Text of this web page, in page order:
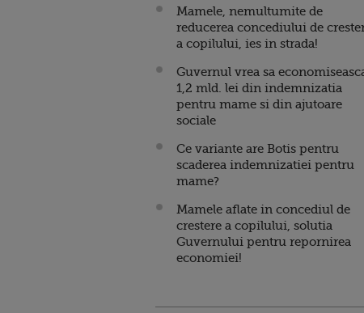
Mamele, nemultumite de
reducerea concediului de
a copilului, ies in strada!
Guvernul vrea sa
1,2 mld. lei din indemnizatia
pentru mame si din ajutoare
sociale
Ce variante are Botis pentru
scaderea indemnizatiei pentru
mame?
Mamele aflate in concediul de
crestere a copilului, solutia
Guvernului pentru repornirea
economiei!